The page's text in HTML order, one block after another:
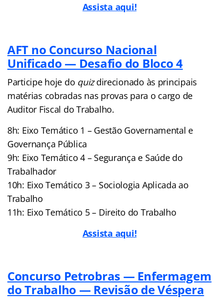
Assista aqui!
AFT no Concurso Nacional
Unificado — Desafio do Bloco 4
Participe hoje do quizdirecionado às principais
matérias cobradas nas provas para o cargo de
Auditor Fiscal do Trabalho.
8h: Eixo Temático 1 – Gestão Governamental e
Governança Pública
9h: Eixo Temático 4 – Segurança e Saúde do
Trabalhador
10h: Eixo Temático 3 – Sociologia Aplicada ao
Trabalho
11h: Eixo Temático 5 – Direito do Trabalho
Assista aqui!
Concurso Petrobras — Enfermagem
do Trabalho — Revisão de Véspera